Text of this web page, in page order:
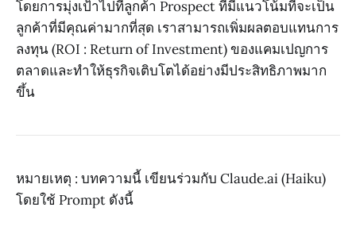
โดยการมุ่งเป้าไปที่ลูกค้า Prospect ที่มีแนวโน้มที่จะเป็น
ลูกค้าที่มีคุณค่ามากที่สุด เราสามารถเพิ่มผลตอบแทนการ
ลงทุน (ROI : Return of Investment) ของแคมเปญการ
ตลาดและทำให้ธุรกิจเติบโตได้อย่างมีประสิทธิภาพมาก
ขึ้น
หมายเหตุ : บทความนี้ เขียนร่วมกับ Claude.ai (Haiku)
โดยใช้ Prompt ดังนี้